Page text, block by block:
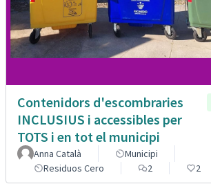
Contenidors d'escombraries
INCLUSIUS i accessibles per
TOTS i en tot el municipi
Anna Català
Municipi
Residuos Cero
2 2